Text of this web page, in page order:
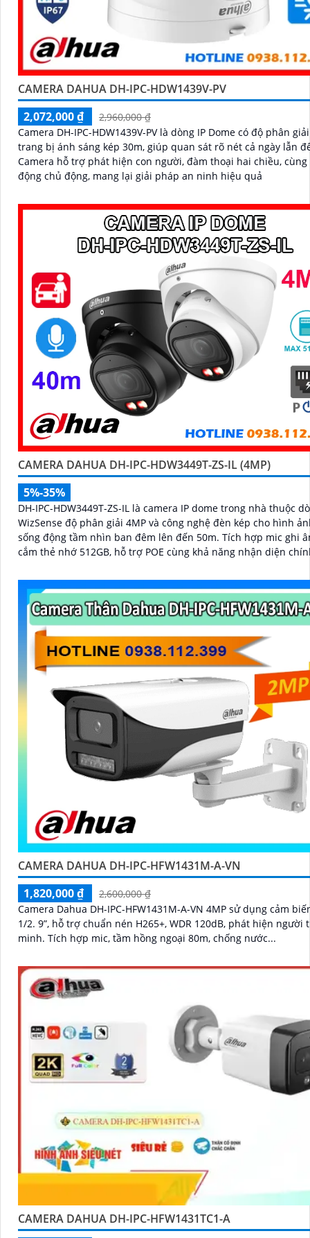
CAMERA DAHUA DH-IPC-HDW1439V-PV
2,072,000 ₫
2,960,000 ₫
Camera DH-IPC-HDW1439V-PV là dòng IP Dome có độ phân
trang bị ánh sáng kép 30m, giúp quan sát rõ nét cả ngày lẫn
Camera hỗ trợ phát hiện con người, đàm thoại hai chiều, cùng
động chủ động, mang lại giải pháp an ninh hiệu quả
CAMERA DAHUA DH-IPC-HDW3449T-ZS-IL (4MP)
5%-35%
DH-IPC-HDW3449T-ZS-IL là camera IP dome trong nhà thuộc
WizSense độ phân giải 4MP và công nghệ đèn kép cho hình
sống động tầm nhìn ban đêm lên đến 50m. Tích hợp mic ghi âm, khe
cắm thẻ nhớ 512GB, hỗ trợ POE cùng khả năng nhận diện
thông minh, hiệu quả phù hợp lắp đặt tại gia đình, văn phòng
CAMERA DAHUA DH-IPC-HFW1431M-A-VN
1,820,000 ₫
2,600,000 ₫
Camera Dahua DH-IPC-HFW1431M-A-VN 4MP sử dụng cảm
1/2. 9”, hỗ trợ chuẩn nén H265+, WDR 120dB, phát hiện người
minh. Tích hợp mic, tầm hồng ngoại 80m, chống nước...
CAMERA DAHUA DH-IPC-HFW1431TC1-A